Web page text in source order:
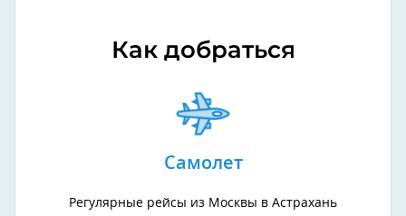
Как добраться
Самолет
Регулярные рейсы из Москвы в Астрахань